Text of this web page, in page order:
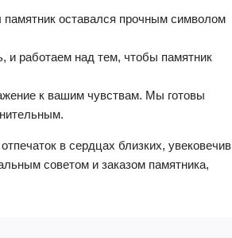
оставался прочным символом
работаем над тем, чтобы памятник
к вашим чувствам. Мы готовы
в сердцах близких, увековечив
советом и заказом памятника,